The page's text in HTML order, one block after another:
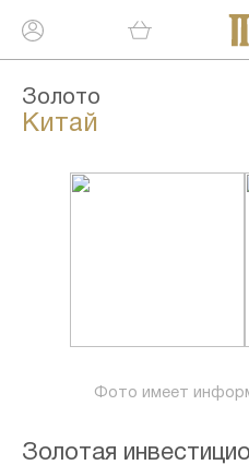
Золото
Китай
Фото имеет
Золотая